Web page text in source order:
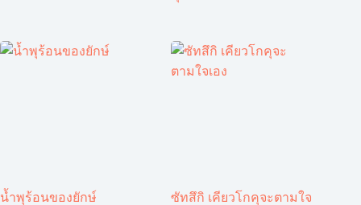
น้ำพุร้อนของยักษ์
ซัทสึกิ เคียวโกคุจะตามใจ